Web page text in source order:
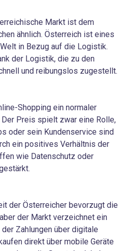
Markt ist dem
ähnlich. Österreich ist eines
in Bezug auf die Logistik.
der Logistik, die zu den
und reibungslos zugestellt.
Shopping ein normaler
Preis spielt zwar eine Rolle,
oder sein Kundenservice sind
ein positives Verhältnis der
wie Datenschutz oder
der Österreicher bevorzugt die
der Markt verzeichnet ein
Zahlungen über digitale
direkt über mobile Geräte